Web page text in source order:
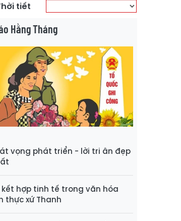
tiết
Hằng Tháng
vọng phát triển - lời tri ân đẹp
kết hợp tinh tế trong văn hóa
thực xứ Thanh